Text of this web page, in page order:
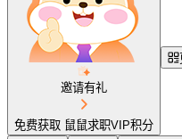
邀请有礼
免费获取 鼠鼠求职VIP积分